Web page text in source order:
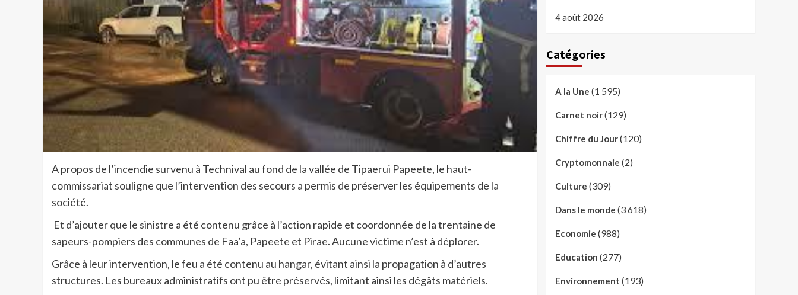
A propos de l’incendie survenu à Technival au fond de la vallée de Tipaerui Papeete, le haut-
commissariat souligne que l’intervention des secours a permis de préserver les équipements de la
société.
Et d’ajouter que le sinistre a été contenu grâce à l’action rapide et coordonnée de la trentaine de
sapeurs-pompiers des communes de Faa’a, Papeete et Pirae. Aucune victime n’est à déplorer.
Grâce à leur intervention, le feu a été contenu au hangar, évitant ainsi la propagation à d’autres
structures. Les bureaux administratifs ont pu être préservés, limitant ainsi les dégâts matériels.
4 août 2026
Catégories
A la Une (1 595)
Carnet noir(129)
Chiffre du Jour(120)
Cryptomonnaie (2)
Culture (309)
Dans le monde (3 618)
Economie (988)
Education (277)
Environnement (193)